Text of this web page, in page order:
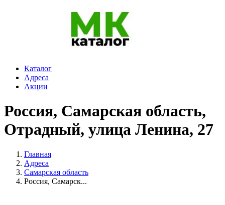
Каталог
Адреса
Акции
Россия, Самарская область,
Отрадный, улица Ленина, 27
Главная
Адреса
Самарская область
Россия, Самарск...